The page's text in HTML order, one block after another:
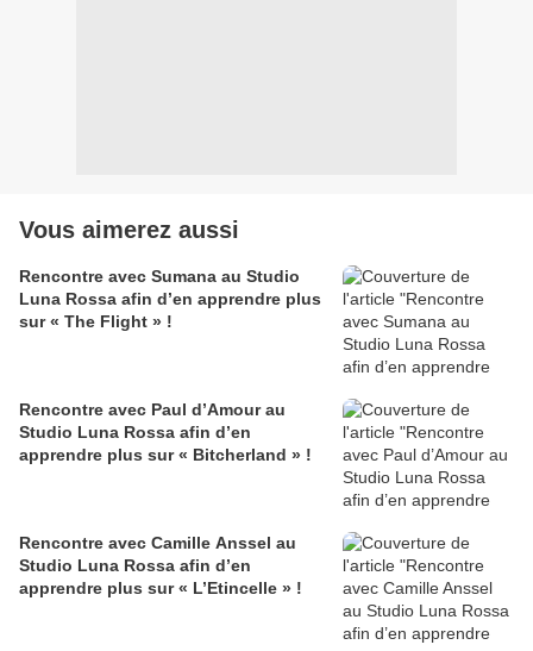
Vous aimerez aussi
Rencontre avec Sumana au Studio
Luna Rossa afin d’en apprendre plus
sur « The Flight » !
Rencontre avec Paul d’Amour au
Studio Luna Rossa afin d’en
apprendre plus sur « Bitcherland » !
Rencontre avec Camille Anssel au
Studio Luna Rossa afin d’en
apprendre plus sur « L’Etincelle » !